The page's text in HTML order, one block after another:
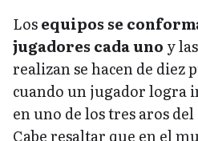
Losequipos se
jugadores cada uno y
realizan se hacen de diez
cuando un jugador logra
en uno de los tres aros
Cabe resaltar que en el